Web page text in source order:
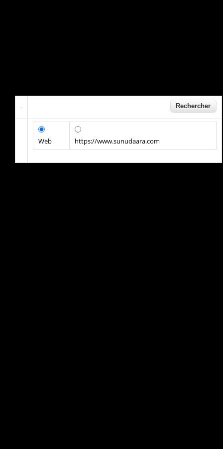
Web https://www.sunudaara.com